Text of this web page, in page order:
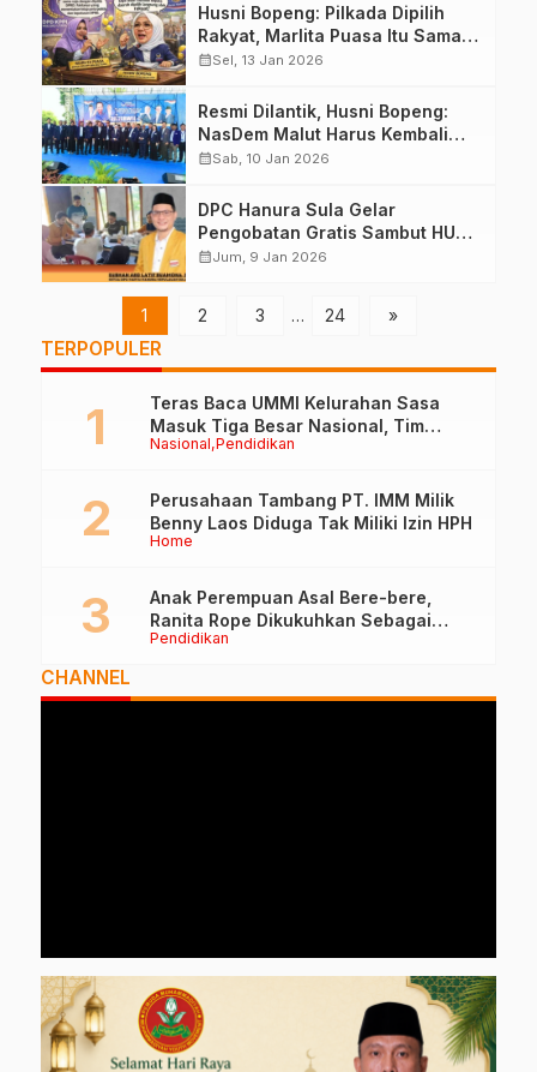
Husni Bopeng: Pilkada Dipilih
Rakyat, Marlita Puasa Itu Sama
Saja
calendar_monthSel, 13 Jan 2026
Resmi Dilantik, Husni Bopeng:
NasDem Malut Harus Kembali
Solid
calendar_monthSab, 10 Jan 2026
DPC Hanura Sula Gelar
Pengobatan Gratis Sambut HUT
ke-19
calendar_monthJum, 9 Jan 2026
1 2 3 … 24 »
TERPOPULER
Nasional Pendidikan
Teras Baca UMMI Kelurahan Sasa
Masuk Tiga Besar Nasional, Tim
Penilai Lakukan Visitasi di Ternate
Home
Perusahaan Tambang PT. IMM Milik
Benny Laos Diduga Tak Miliki Izin HPH
Pendidikan
Anak Perempuan Asal Bere-bere,
Ranita Rope Dikukuhkan Sebagai
Guru Besar dan Rektor Ummu
CHANNEL